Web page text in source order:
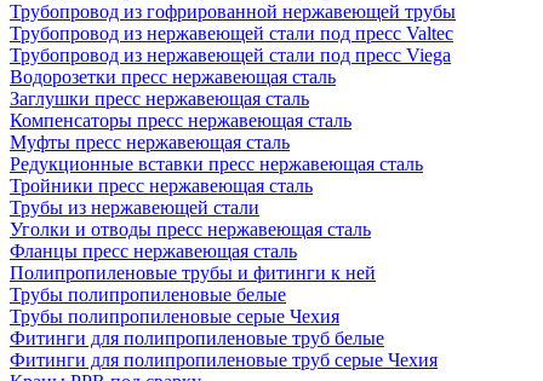
Трубопровод из гофрированной нержавеющей трубы
Трубопровод из нержавеющей стали под пресс Valtec
Трубопровод из нержавеющей стали под пресс Viega
Водорозетки пресс нержавеющая сталь
Заглушки пресс нержавеющая сталь
Компенсаторы пресс нержавеющая сталь
Муфты пресс нержавеющая сталь
Редукционные вставки пресс нержавеющая сталь
Тройники пресс нержавеющая сталь
Трубы из нержавеющей стали
Уголки и отводы пресс нержавеющая сталь
Фланцы пресс нержавеющая сталь
Полипропиленовые трубы и фитинги к ней
Трубы полипропиленовые белые
Трубы полипропиленовые серые Чехия
Фитинги для полипропиленовые труб белые
Фитинги для полипропиленовые труб серые Чехия